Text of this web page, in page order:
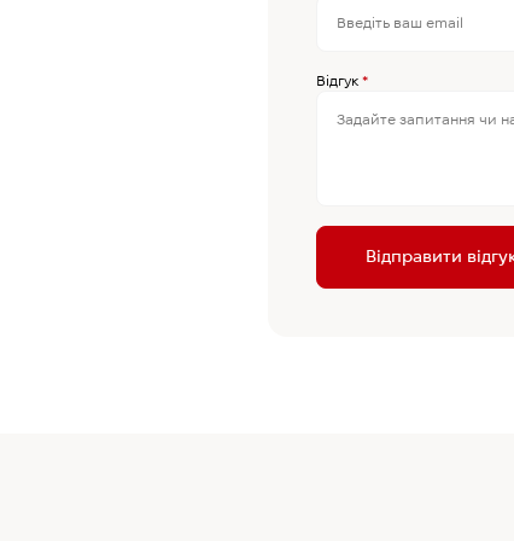
Відгук*
Відправити